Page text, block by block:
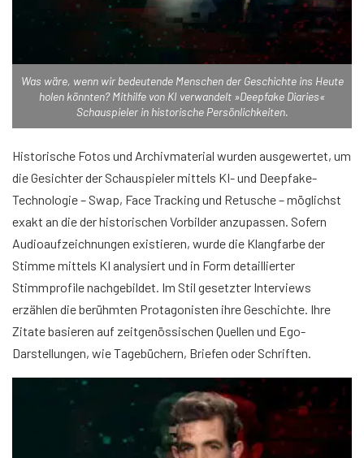
Was wäre, wenn wir bedeutende Menschen der Geschichte ins Heute
holen könnten? Mithilfe von KI verwandelt »Deepfake Diaries«
Schauspieler in historische Persönlichkeiten.
Historische Fotos und Archivmaterial wurden ausgewertet, um
die Gesichter der Schauspieler mittels KI- und Deepfake-
Technologie – Swap, Face Tracking und Retusche – möglichst
exakt an die der historischen Vorbilder anzupassen. Sofern
Audioaufzeichnungen existieren, wurde die Klangfarbe der
Stimme mittels KI analysiert und in Form detaillierter
Stimmprofile nachgebildet. Im Stil gesetzter Interviews
erzählen die berühmten Protagonisten ihre Geschichte. Ihre
Zitate basieren auf zeitgenössischen Quellen und Ego-
Darstellungen, wie Tagebüchern, Briefen oder Schriften.